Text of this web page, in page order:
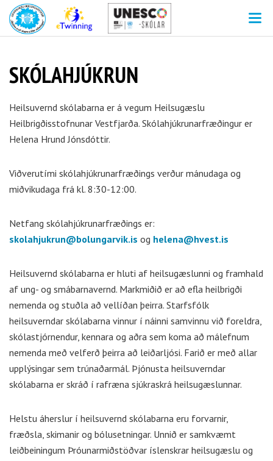
SKÓLAHJÚKRUN
Heilsuvernd skólabarna er á vegum Heilsugæslu
Heilbrigðisstofnunar Vestfjarða. Skólahjúkrunarfræðingur er
Helena Hrund Jónsdóttir.
Viðverutími skólahjúkrunarfræðings verður mánudaga og
miðvikudaga frá kl. 8:30-12:00.
Netfang skólahjúkrunarfræðings er:
skolahjukrun@bolungarvik.is og helena@hvest.is
Heilsuvernd skólabarna er hluti af heilsugæslunni og framhald
af ung- og smábarnavernd. Markmiðið er að efla heilbrigði
nemenda og stuðla að vellíðan þeirra. Starfsfólk
heilsuverndar skólabarna vinnur í náinni samvinnu við foreldra,
skólastjórnendur, kennara og aðra sem koma að málefnum
nemenda með velferð þeirra að leiðarljósi. Farið er með allar
upplýsingar sem trúnaðarmál. Þjónusta heilsuverndar
skólabarna er skráð í rafræna sjúkraskrá heilsugæslunnar.
Helstu áherslur í heilsuvernd skólabarna eru forvarnir,
fræðsla, skimanir og bólusetningar. Unnið er samkvæmt
leiðbeiningum Þróunarmiðstöðvar íslenskrar heilsugæslu og